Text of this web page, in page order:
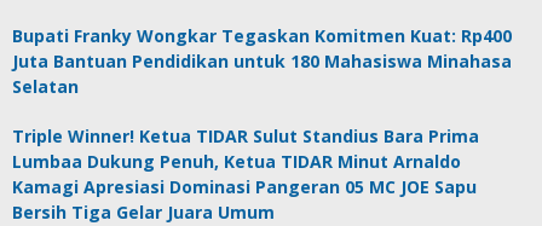
Bupati Franky Wongkar Tegaskan Komitmen Kuat: Rp400
Juta Bantuan Pendidikan untuk 180 Mahasiswa Minahasa
Selatan
Triple Winner! Ketua TIDAR Sulut Standius Bara Prima
Lumbaa Dukung Penuh, Ketua TIDAR Minut Arnaldo
Kamagi Apresiasi Dominasi Pangeran 05 MC JOE Sapu
Bersih Tiga Gelar Juara Umum